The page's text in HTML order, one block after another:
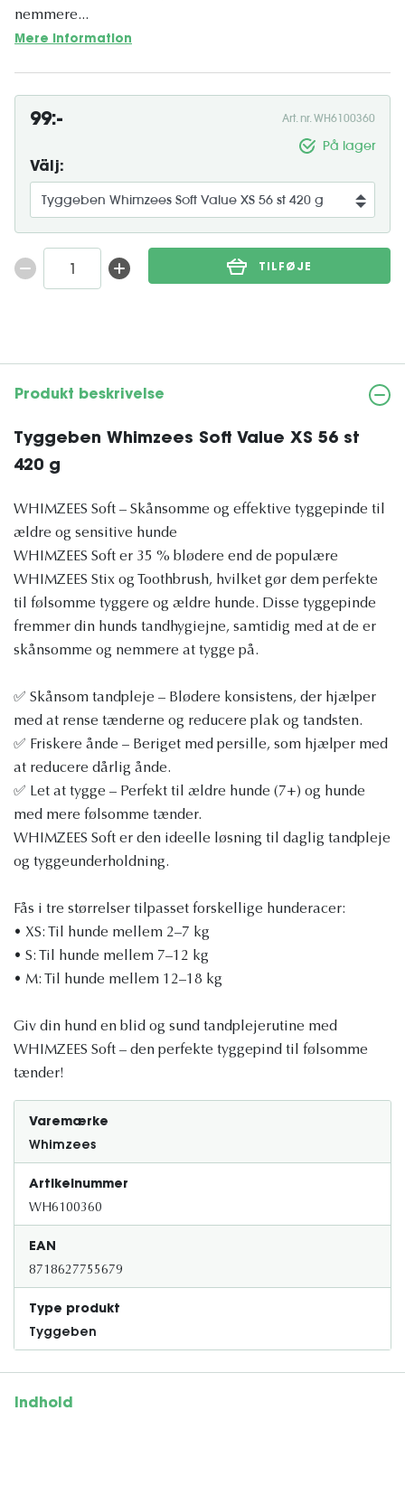
nemmere...
Mere information
99:- Art. nr. WH6100360
På lager
Välj:
TILFØJE
Produkt beskrivelse
Tyggeben Whimzees Soft Value XS 56 st
420 g
WHIMZEES Soft – Skånsomme og effektive tyggepinde til
ældre og sensitive hunde
WHIMZEES Soft er 35 % blødere end de populære
WHIMZEES Stix og Toothbrush, hvilket gør dem perfekte
til følsomme tyggere og ældre hunde. Disse tyggepinde
fremmer din hunds tandhygiejne, samtidig med at de er
skånsomme og nemmere at tygge på.
✅ Skånsom tandpleje – Blødere konsistens, der hjælper
med at rense tænderne og reducere plak og tandsten.
✅ Friskere ånde – Beriget med persille, som hjælper med
at reducere dårlig ånde.
✅ Let at tygge – Perfekt til ældre hunde (7+) og hunde
med mere følsomme tænder.
WHIMZEES Soft er den ideelle løsning til daglig tandpleje
og tyggeunderholdning.
Fås i tre størrelser tilpasset forskellige hunderacer:
• XS: Til hunde mellem 2–7 kg
• S: Til hunde mellem 7–12 kg
• M: Til hunde mellem 12–18 kg
Giv din hund en blid og sund tandplejerutine med
WHIMZEES Soft – den perfekte tyggepind til følsomme
tænder!
Varemærke
Whimzees
Artikelnummer
WH6100360
EAN
8718627755679
Type produkt
Tyggeben
Indhold